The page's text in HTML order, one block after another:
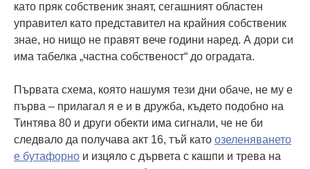
като пряк собственик знаят, сегашният областен
управител като представител на крайния собственик
знае, но нищо не правят вече години наред. А дори си
има табелка „частна собственост“ до оградата.
Първата схема, която нашумя тези дни обаче, не му е
първа – прилагал я е и в дружба, където подобно на
Тинтява 80 и други обекти има сигнали, че не би
следвало да получава акт 16, тъй като озеленяването
е бутафорно и изцяло с дървета с кашпи и трева на